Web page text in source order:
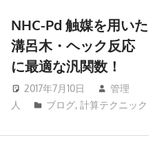
NHC-Pd 触媒を用いた
溝呂木・ヘック反応
に最適な汎関数！
2017年7月10日
管理
人
ブログ,計算テクニック